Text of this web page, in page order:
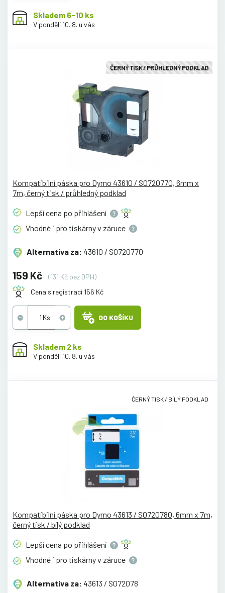
Skladem 6-10 ks
V pondělí 10. 8. u vás
ČERNÝ TISK / PRŮHLEDNÝ PODKLAD
Kompatibilní páska pro Dymo 43610 / S0720770, 6mm x
7m, černý tisk / průhledný podklad
Lepší cena po přihlášení
Vhodné i pro tiskárny v záruce
Alternativa za: 43610 / S0720770
159 Kč
(131 Kč bez DPH)
Cena s registrací 156 Kč
DO KOŠÍKU
Skladem 2 ks
V pondělí 10. 8. u vás
ČERNÝ TISK / BÍLÝ PODKLAD
Kompatibilní páska pro Dymo 43613 / S0720780, 6mm x 7m,
černý tisk / bílý podklad
Lepší cena po přihlášení
Vhodné i pro tiskárny v záruce
Alternativa za: 43613 / S072078